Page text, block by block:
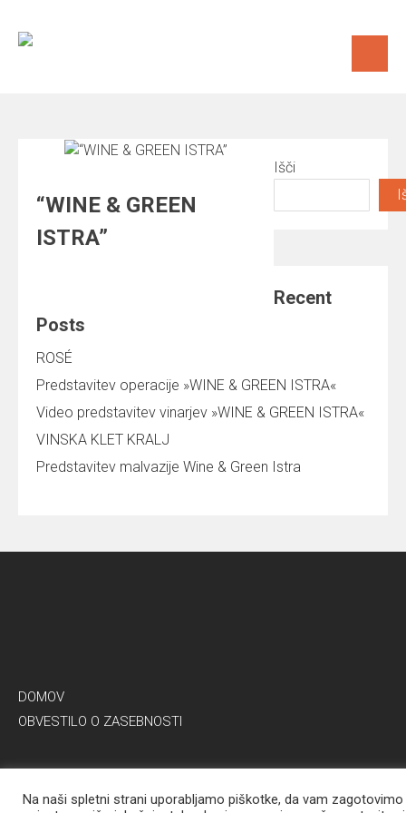
“WINE & GREEN
ISTRA”
Išči
Recent
Posts
ROSÉ
Predstavitev operacije »WINE & GREEN ISTRA«
Video predstavitev vinarjev »WINE & GREEN ISTRA«
VINSKA KLET KRALJ
Predstavitev malvazije Wine & Green Istra
DOMOV
OBVESTILO O ZASEBNOSTI
© 2026 W&G Wine & Green Istra
Na naši spletni strani uporabljamo piškotke, da vam zagotovimo